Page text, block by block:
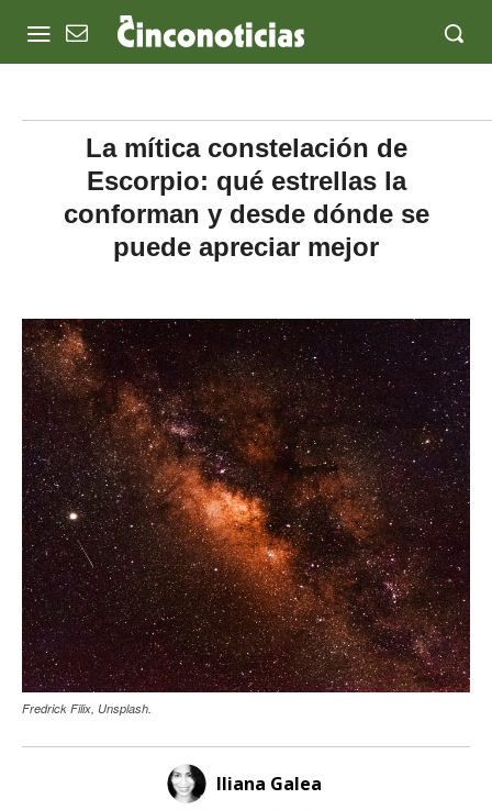
La mítica constelación de
Escorpio: qué estrellas la
conforman y desde dónde se
puede apreciar mejor
Fredrick Filix, Unsplash.
Iliana Galea